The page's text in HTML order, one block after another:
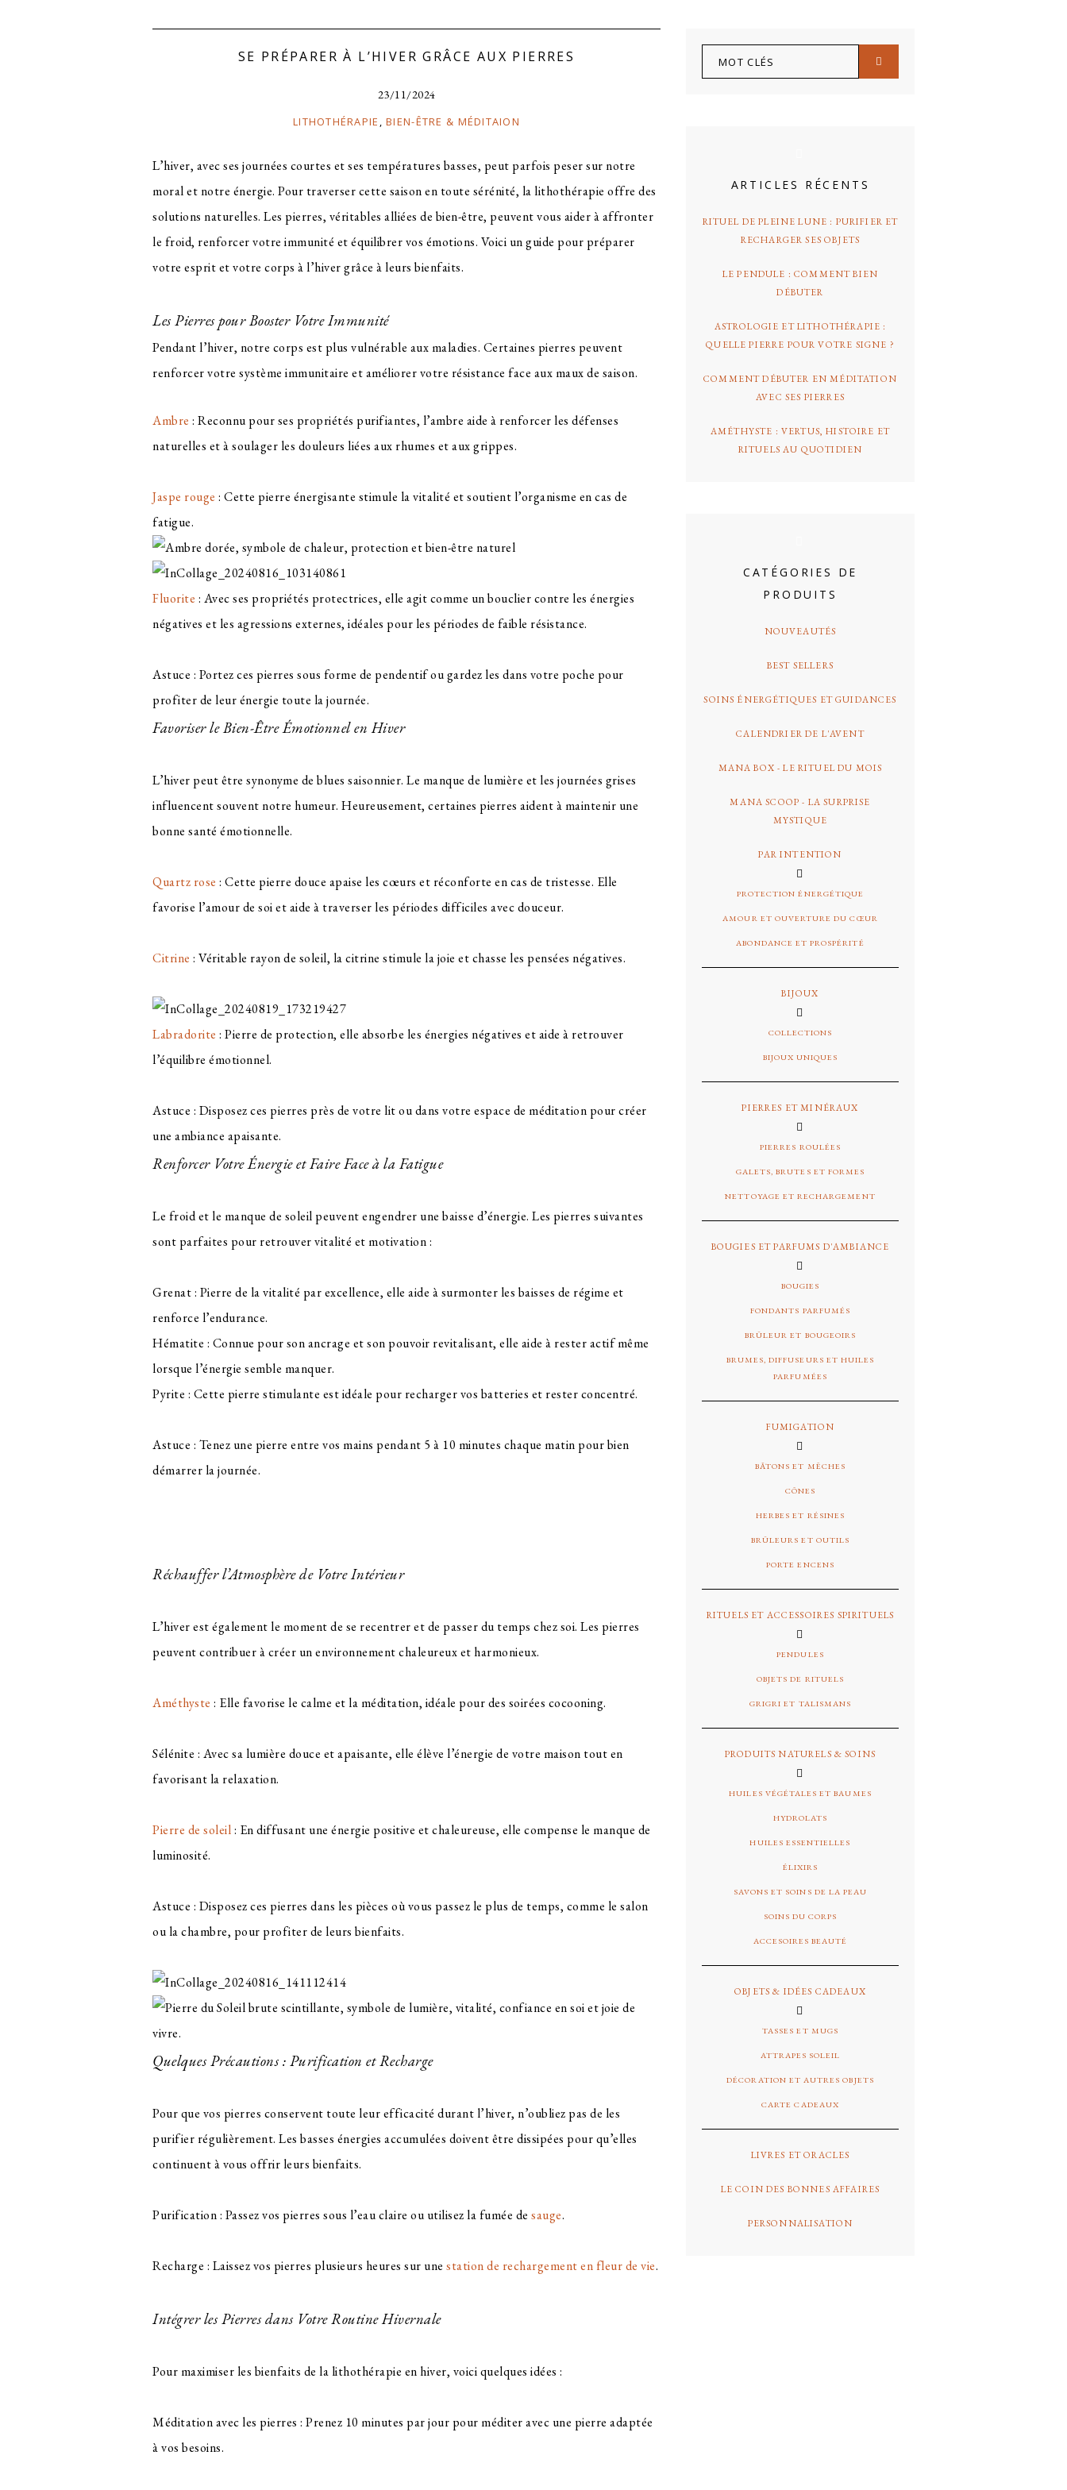
SE PRÉPARER À L’HIVER GRÂCE AUX PIERRES
23/11/2024
LITHOTHÉRAPIE ,BIEN-ÊTRE & MÉDITAION
L’hiver, avec ses journées courtes et ses températures basses, peut parfois peser sur notre
moral et notre énergie. Pour traverser cette saison en toute sérénité, la lithothérapie offre des
solutions naturelles. Les pierres, véritables alliées de bien-être, peuvent vous aider à affronter
le froid, renforcer votre immunité et équilibrer vos émotions. Voici un guide pour préparer
votre esprit et votre corps à l’hiver grâce à leurs bienfaits.
Les Pierres pour Booster Votre Immunité
Pendant l’hiver, notre corps est plus vulnérable aux maladies. Certaines pierres peuvent
renforcer votre système immunitaire et améliorer votre résistance face aux maux de saison.
Ambre : Reconnu pour ses propriétés purifiantes, l’ambre aide à renforcer les défenses
naturelles et à soulager les douleurs liées aux rhumes et aux grippes.
Jaspe rouge : Cette pierre énergisante stimule la vitalité et soutient l’organisme en cas de
fatigue.
Fluorite : Avec ses propriétés protectrices, elle agit comme un bouclier contre les énergies
négatives et les agressions externes, idéales pour les périodes de faible résistance.
Astuce : Portez ces pierres sous forme de pendentif ou gardez les dans votre poche pour
profiter de leur énergie toute la journée.
Favoriser le Bien-Être Émotionnel en Hiver
L’hiver peut être synonyme de blues saisonnier. Le manque de lumière et les journées grises
influencent souvent notre humeur. Heureusement, certaines pierres aident à maintenir une
bonne santé émotionnelle.
Quartz rose : Cette pierre douce apaise les cœurs et réconforte en cas de tristesse. Elle
favorise l’amour de soi et aide à traverser les périodes difficiles avec douceur.
Citrine : Véritable rayon de soleil, la citrine stimule la joie et chasse les pensées négatives.
Labradorite : Pierre de protection, elle absorbe les énergies négatives et aide à retrouver
l’équilibre émotionnel.
Astuce : Disposez ces pierres près de votre lit ou dans votre espace de méditation pour créer
une ambiance apaisante.
Renforcer Votre Énergie et Faire Face à la Fatigue
Le froid et le manque de soleil peuvent engendrer une baisse d’énergie. Les pierres suivantes
sont parfaites pour retrouver vitalité et motivation :
Grenat : Pierre de la vitalité par excellence, elle aide à surmonter les baisses de régime et
renforce l’endurance.
Hématite : Connue pour son ancrage et son pouvoir revitalisant, elle aide à rester actif même
lorsque l’énergie semble manquer.
Pyrite : Cette pierre stimulante est idéale pour recharger vos batteries et rester concentré.
Astuce : Tenez une pierre entre vos mains pendant 5 à 10 minutes chaque matin pour bien
démarrer la journée.
Réchauffer l’Atmosphère de Votre Intérieur
L’hiver est également le moment de se recentrer et de passer du temps chez soi. Les pierres
peuvent contribuer à créer un environnement chaleureux et harmonieux.
Améthyste : Elle favorise le calme et la méditation, idéale pour des soirées cocooning.
Sélénite : Avec sa lumière douce et apaisante, elle élève l’énergie de votre maison tout en
favorisant la relaxation.
Pierre de soleil: En diffusant une énergie positive et chaleureuse, elle compense le manque de
luminosité.
Astuce : Disposez ces pierres dans les pièces où vous passez le plus de temps, comme le salon
ou la chambre, pour profiter de leurs bienfaits.
Quelques Précautions : Purification et Recharge
Pour que vos pierres conservent toute leur efficacité durant l’hiver, n’oubliez pas de les
purifier régulièrement. Les basses énergies accumulées doivent être dissipées pour qu’elles
continuent à vous offrir leurs bienfaits.
Purification : Passez vos pierres sous l’eau claire ou utilisez la fumée de sauge.
Recharge : Laissez vos pierres plusieurs heures sur une station de rechargement en fleur de vie.
Intégrer les Pierres dans Votre Routine Hivernale
Pour maximiser les bienfaits de la lithothérapie en hiver, voici quelques idées :
Méditation avec les pierres : Prenez 10 minutes par jour pour méditer avec une pierre adaptée
à vos besoins.
Barre
latérale
CLÉS
ARTICLES RÉCENTS
RITUEL DE PLEINE LUNE : PURIFIER ET
RECHARGER SES OBJETS
LE PENDULE : COMMENT BIEN
DÉBUTER
ASTROLOGIE ET LITHOTHÉRAPIE :
QUELLE PIERRE POUR VOTRE SIGNE ?
COMMENT DÉBUTER EN MÉDITATION
AVEC SES PIERRES
AMÉTHYSTE : VERTUS, HISTOIRE ET
RITUELS AU QUOTIDIEN
CATÉGORIES DE
PRODUITS
NOUVEAUTÉS
BEST SELLERS
SOINS ÉNERGÉTIQUES ET GUIDANCES
CALENDRIER DE L'AVENT
MANA BOX - LE RITUEL DU MOIS
MANA SCOOP - LA SURPRISE
MYSTIQUE
PAR INTENTION
PROTECTION ÉNERGÉTIQUE
AMOUR ET OUVERTURE DU CŒUR
ABONDANCE ET PROSPÉRITÉ
BIJOUX
COLLECTIONS
BIJOUX UNIQUES
PIERRES ET MINÉRAUX
PIERRES ROULÉES
GALETS, BRUTES ET FORMES
NETTOYAGE ET RECHARGEMENT
BOUGIES ET PARFUMS D'AMBIANCE
BOUGIES
FONDANTS PARFUMÉS
BRÛLEUR ET BOUGEOIRS
BRUMES, DIFFUSEURS ET HUILES
PARFUMÉES
FUMIGATION
BÂTONS ET MÊCHES
CÔNES
HERBES ET RÉSINES
BRÛLEURS ET OUTILS
PORTE ENCENS
RITUELS ET ACCESSOIRES SPIRITUELS
PENDULES
OBJETS DE RITUELS
GRIGRI ET TALISMANS
PRODUITS NATURELS & SOINS
HUILES VÉGÉTALES ET BAUMES
HYDROLATS
HUILES ESSENTIELLES
ÉLIXIRS
SAVONS ET SOINS DE LA PEAU
SOINS DU CORPS
ACCESOIRES BEAUTÉ
OBJETS & IDÉES CADEAUX
TASSES ET MUGS
ATTRAPES SOLEIL
DÉCORATION ET AUTRES OBJETS
CARTE CADEAUX
LIVRES ET ORACLES
LE COIN DES BONNES AFFAIRES
PERSONNALISATION